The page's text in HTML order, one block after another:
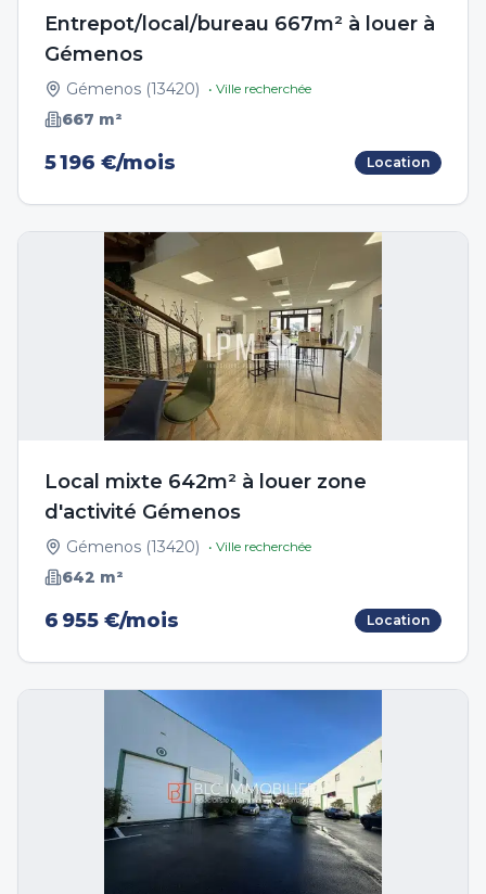
Entrepot/local/bureau 667m² à louer à
Gémenos
Gémenos (13420) • Ville recherchée
667 m²
5 196 €/mois Location
Local mixte 642m² à louer zone
d'activité Gémenos
Gémenos (13420) • Ville recherchée
642 m²
6 955 €/mois Location